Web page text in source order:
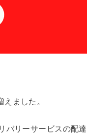
ました。
バリーサービスの配